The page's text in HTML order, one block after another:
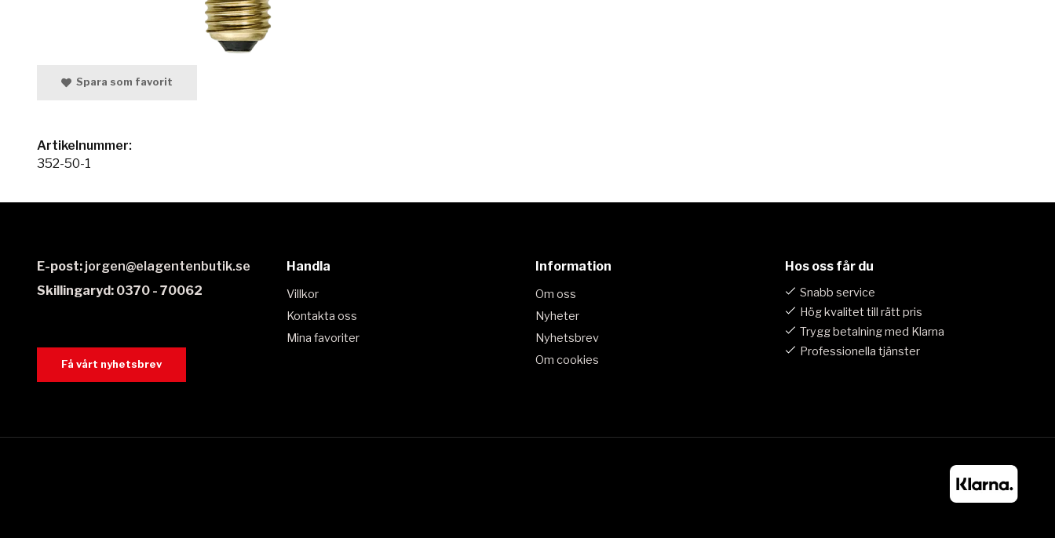
Spara som favorit
Artikelnummer:
352-50-1
E-post: jorgen@elagentenbutik.se
Skillingaryd: 0370 - 70062
Få vårt nyhetsbrev
Handla
Villkor
Kontakta oss
Mina favoriter
Information
Om oss
Nyheter
Nyhetsbrev
Om cookies
Hos oss får du
Snabb service
Hög kvalitet till rätt pris
Trygg betalning med Klarna
Professionella tjänster